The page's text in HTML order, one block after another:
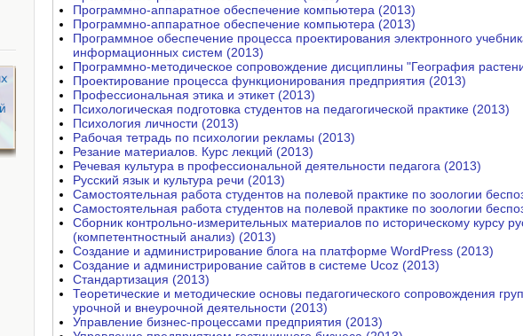
Программно-аппаратное обеспечение компьютера (2013)
Программно-аппаратное обеспечение компьютера (2013)
Программное обеспечение процесса проектирования электронного
информационных систем (2013)
Программно-методическое сопровождение дисциплины "География
Проектирование процесса функционирования предприятия (2013)
Профессиональная этика и этикет (2013)
Психологическая подготовка студентов на педагогической практике (2013)
Психология личности (2013)
Рабочая тетрадь по психологии рекламы (2013)
Резание материалов. Курс лекций (2013)
Речевая культура в профессиональной деятельности педагога (2013)
Русский язык и культура речи (2013)
Самостоятельная работа студентов на полевой практике по зоологии
Самостоятельная работа студентов на полевой практике по зоологии
Сборник контрольно-измерительных материалов по историческому курсу
(компетентностный анализ) (2013)
Создание и администрирование блога на платформе WordPress (2013)
Создание и администрирование сайтов в системе Ucoz (2013)
Стандартизация (2013)
Теоретические и методические основы педагогического сопровождения
урочной и внеурочной деятельности (2013)
Управление бизнес-процессами предприятия (2013)